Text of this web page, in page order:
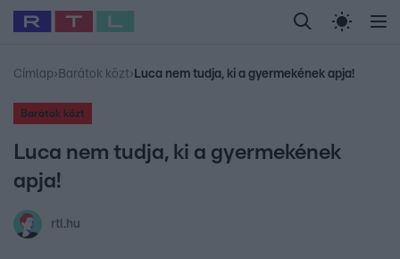
Legfrissebb RTL Híradó Randi Celeb vagyok,
Babits Marcella Most Wanted Gallusz
Címlap› Barátok közt› Luca nem tudja, ki a gyermekének apja!
Barátok közt
Luca nem tudja, ki a gyermekének
apja!
rtl.hu